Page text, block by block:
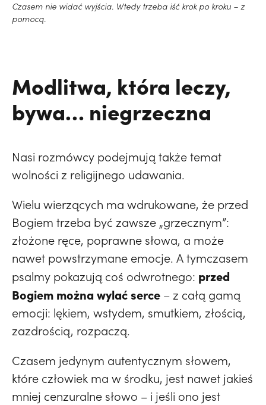
Czasem nie widać wyjścia. Wtedy trzeba iść krok po kroku – z
pomocą.
Modlitwa, która leczy,
bywa… niegrzeczna
Nasi rozmówcy podejmują także temat
wolności z religijnego udawania.
Wielu wierzących ma wdrukowane, że przed
Bogiem trzeba być zawsze „grzecznym”:
złożone ręce, poprawne słowa, a może
nawet powstrzymane emocje. A tymczasem
psalmy pokazują coś odwrotnego: przed
Bogiem można wylać serce – z całą gamą
emocji: lękiem, wstydem, smutkiem, złością,
zazdrością, rozpaczą.
Czasem jedynym autentycznym słowem,
które człowiek ma w środku, jest nawet jakieś
mniej cenzuralne słowo – i jeśli ono jest